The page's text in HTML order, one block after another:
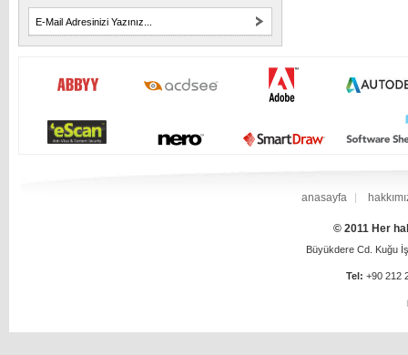
anasayfa
© 2011 Her
Büyükdere Cd. Kuğu
Tel: +90 212